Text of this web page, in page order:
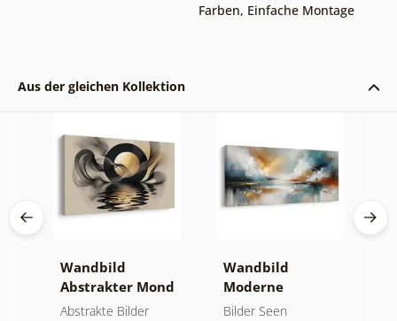
Farben, Einfache Montage
Aus der gleichen Kollektion
Wandbild
Abstrakter Mond
am Wasser
Abstrakte Bilder
Wandbild
Moderne
Abstraktion mit
Bilder Seen